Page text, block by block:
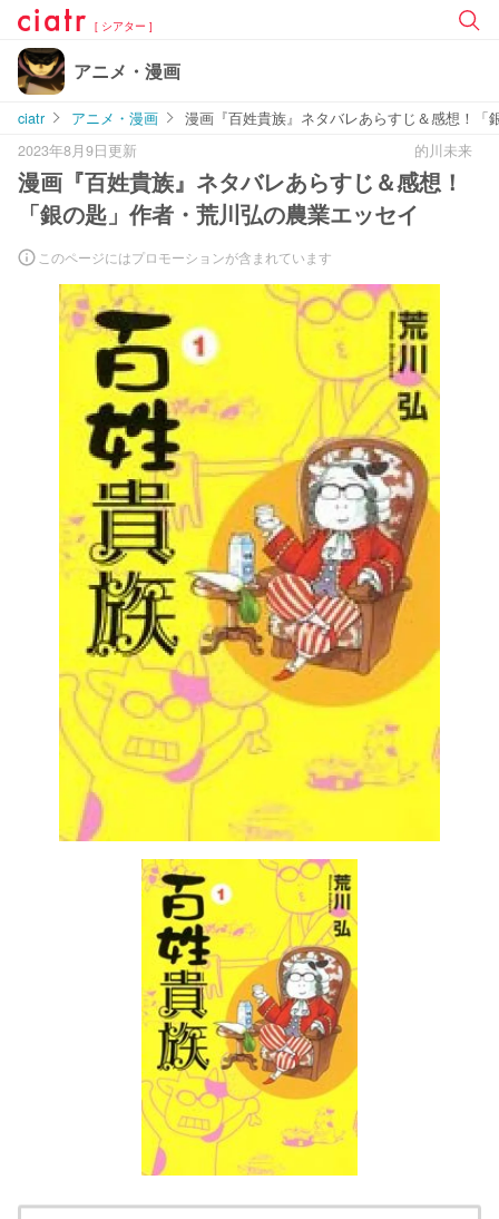
[ シアター ]
アニメ・漫画
ciatr アニメ・漫画
漫画『百姓貴族』ネタバレあらすじ＆感想！「
2023年8月9日更新
的川未来
漫画『百姓貴族』ネタバレあらすじ＆感想！
「銀の匙」作者・荒川弘の農業エッセイ
このページにはプロモーションが含まれています